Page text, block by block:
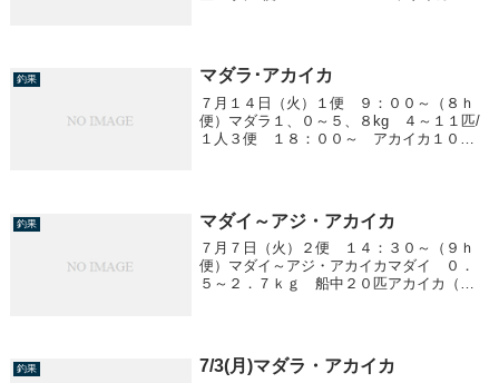
釣果 マダラ･アカイカ
７月１４日（火）１便 ９：００～（８ｈ
便）マダラ１、０～５、８kg ４～１１匹/
１人３便 １８：００～ アカイカ１０～
釣果 マダイ～アジ・アカイカ
７月７日（火）２便 １４：３０～（９ｈ
便）マダイ～アジ・アカイカマダイ ０．
５～２．７ｋｇ 船中２０匹アカイカ（マ
釣果 7/3(月)マダラ・アカイカ